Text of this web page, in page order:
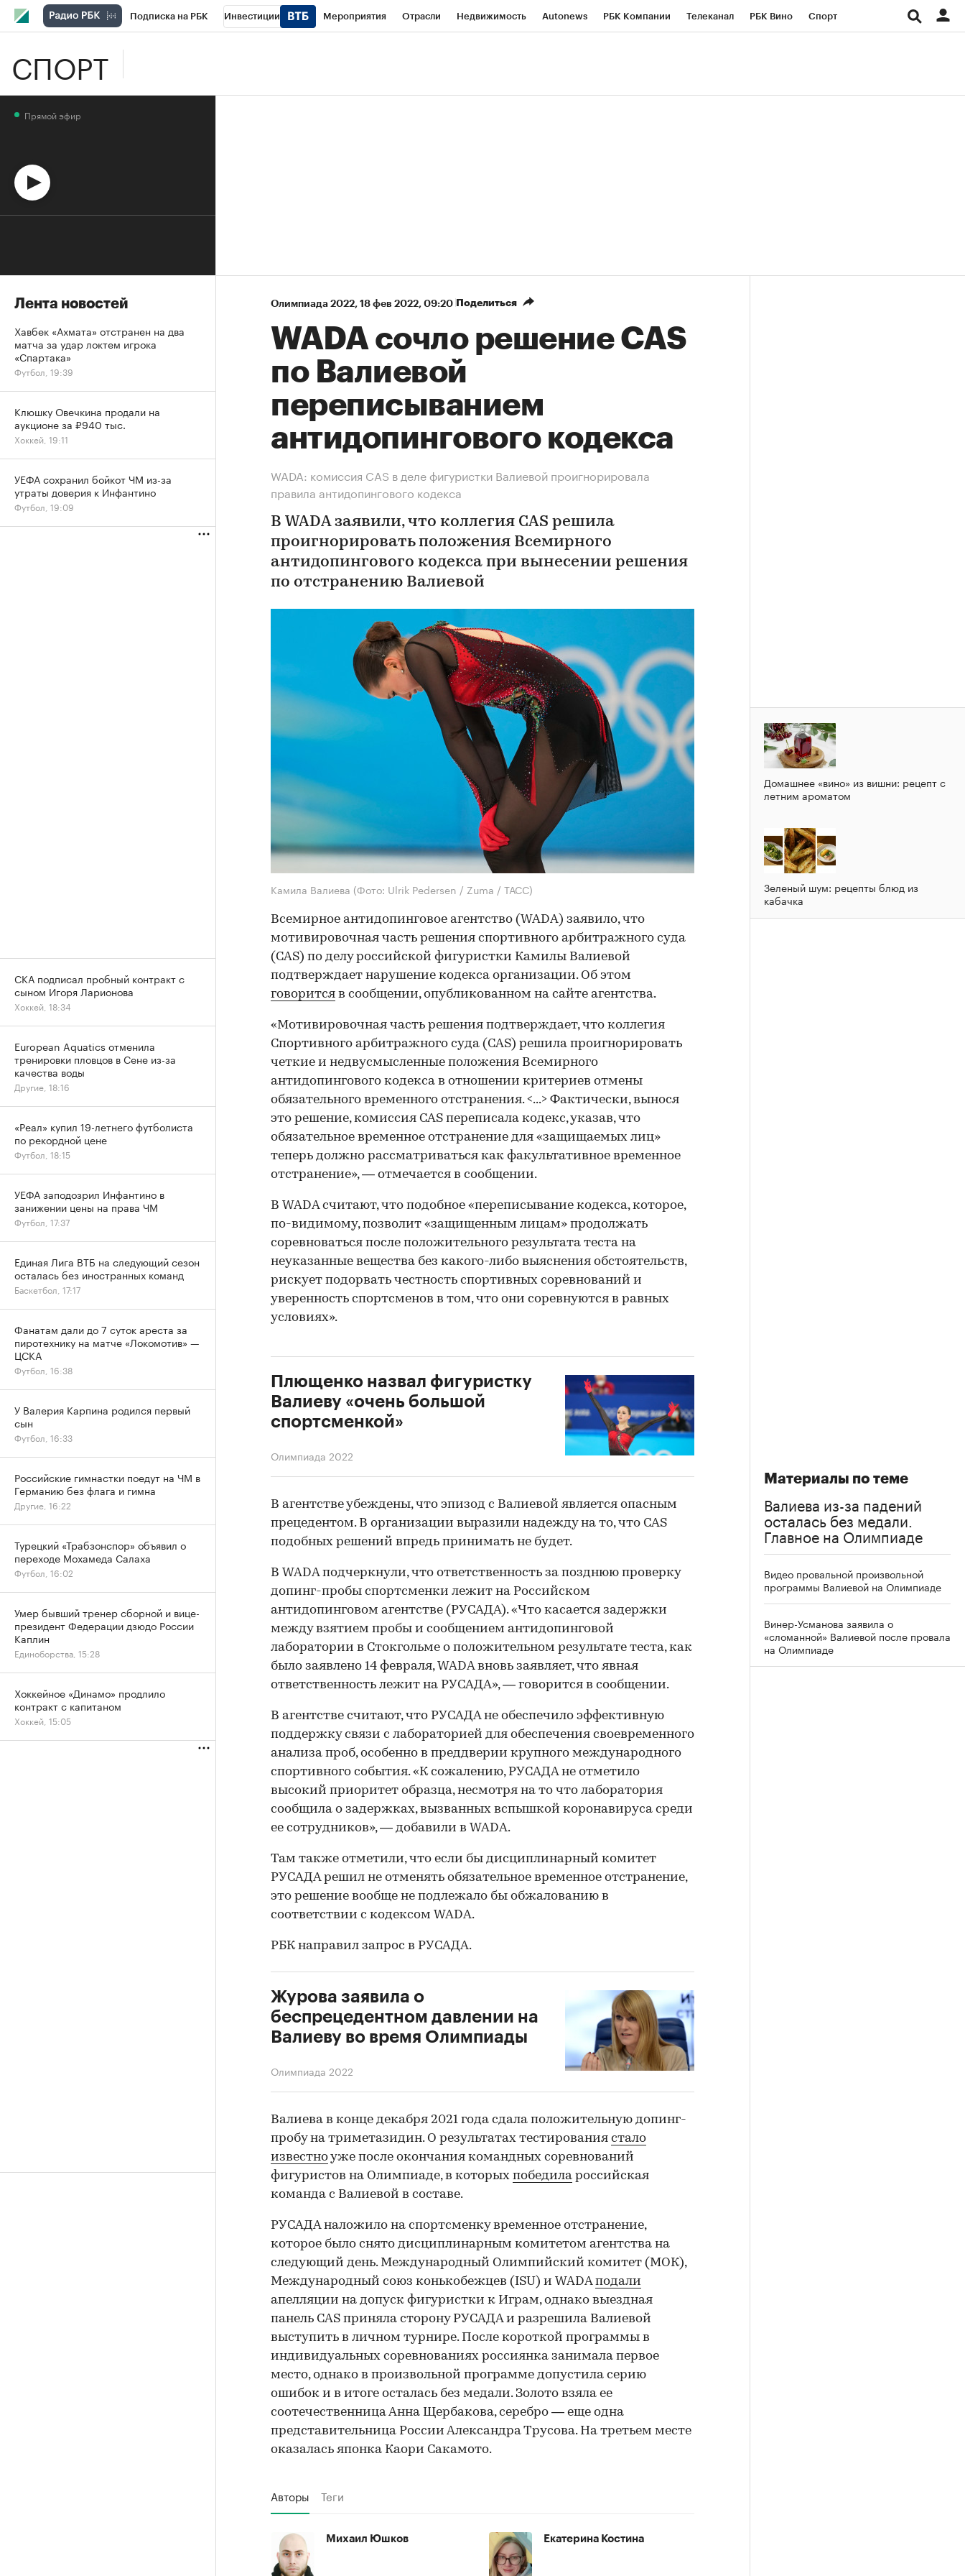
Подписка на РБК Инвестиции Мероприятия Отрасли Недвижимость Autonews РБК Компании Телеканал РБК Вино Спорт
СПОРТ
Олимпиада 2022⁠, 18 фев 2022, 09:20 Поделиться
WADA сочло решение CAS
по Валиевой
переписыванием
антидопингового кодекса
WADA: комиссия CAS в деле фигуристки Валиевой проигнорировала
правила антидопингового кодекса
В WADA заявили, что коллегия CAS решила
проигнорировать положения Всемирного
антидопингового кодекса при вынесении решения
по отстранению Валиевой
Камила Валиева (Фото: Ulrik Pedersen / Zuma / ТАСС)
Всемирное антидопинговое агентство (WADA) заявило, что
мотивировочная часть решения спортивного арбитражного суда
(CAS) по делу российской фигуристки Камилы Валиевой
подтверждает нарушение кодекса организации. Об этом
говорится в сообщении, опубликованном на сайте агентства.
«Мотивировочная часть решения подтверждает, что коллегия
Спортивного арбитражного суда (CAS) решила проигнорировать
четкие и недвусмысленные положения Всемирного
антидопингового кодекса в отношении критериев отмены
обязательного временного отстранения. <...> Фактически, вынося
это решение, комиссия CAS переписала кодекс, указав, что
обязательное временное отстранение для «защищаемых лиц»
теперь должно рассматриваться как факультативное временное
отстранение», — отмечается в сообщении.
В WADA считают, что подобное «переписывание кодекса, которое,
по-видимому, позволит «защищенным лицам» продолжать
соревноваться после положительного результата теста на
неуказанные вещества без какого-либо выяснения обстоятельств,
рискует подорвать честность спортивных соревнований и
уверенность спортсменов в том, что они соревнуются в равных
условиях».
Плющенко назвал фигуристку
Валиеву «очень большой
спортсменкой»
Олимпиада 2022
В агентстве убеждены, что эпизод с Валиевой является опасным
прецедентом. В организации выразили надежду на то, что CAS
подобных решений впредь принимать не будет.
В WADA подчеркнули, что ответственность за позднюю проверку
допинг-пробы спортсменки лежит на Российском
антидопинговом агентстве (РУСАДА). «Что касается задержки
между взятием пробы и сообщением антидопинговой
лаборатории в Стокгольме о положительном результате теста, как
было заявлено 14 февраля, WADA вновь заявляет, что явная
ответственность лежит на РУСАДА», — говорится в сообщении.
В агентстве считают, что РУСАДА не обеспечило эффективную
поддержку связи с лабораторией для обеспечения своевременного
анализа проб, особенно в преддверии крупного международного
спортивного события. «К сожалению, РУСАДА не отметило
высокий приоритет образца, несмотря на то что лаборатория
сообщила о задержках, вызванных вспышкой коронавируса среди
ее сотрудников», — добавили в WADA.
Там также отметили, что если бы дисциплинарный комитет
РУСАДА решил не отменять обязательное временное отстранение,
это решение вообще не подлежало бы обжалованию в
соответствии с кодексом WADA.
РБК направил запрос в РУСАДА.
Журова заявила о
беспрецедентном давлении на
Валиеву во время Олимпиады
Олимпиада 2022
Валиева в конце декабря 2021 года сдала положительную допинг-
пробу на триметазидин. О результатах тестирования стало
известноуже после окончания командных соревнований
фигуристов на Олимпиаде, в которых победила российская
команда с Валиевой в составе.
РУСАДА наложило на спортсменку временное отстранение,
которое было снято дисциплинарным комитетом агентства на
следующий день. Международный Олимпийский комитет (МОК),
Международный союз конькобежцев (ISU) и WADAподали
апелляции на допуск фигуристки к Играм, однако выездная
панель CAS приняла сторону РУСАДА и разрешила Валиевой
выступить в личном турнире. После короткой программы в
индивидуальных соревнованиях россиянка занимала первое
место, однако в произвольной программе допустила серию
ошибок и в итоге осталась без медали. Золото взяла ее
соотечественница Анна Щербакова, серебро — еще одна
представительница России Александра Трусова. На третьем месте
оказалась японка Каори Сакамото.
Авторы Теги
Михаил Юшков Екатерина Костина
Домашнее «вино» из вишни: рецепт с
летним ароматом
Зеленый шум: рецепты блюд из
кабачка
Материалы по теме
Валиева из-за падений
осталась без медали.
Главное на Олимпиаде
Видео провальной произвольной
программы Валиевой на Олимпиаде
Винер-Усманова заявила о
«сломанной» Валиевой после провала
на Олимпиаде
Прямой эфир
Лента новостей
Хавбек «Ахмата» отстранен на два
матча за удар локтем игрока
«Спартака»
Футбол, 19:39
Клюшку Овечкина продали на
аукционе за ₽940 тыс.
Хоккей, 19:11
УЕФА сохранил бойкот ЧМ из-за
утраты доверия к Инфантино
Футбол, 19:09
СКА подписал пробный контракт с
сыном Игоря Ларионова
Хоккей, 18:34
European Aquatics отменила
тренировки пловцов в Сене из-за
качества воды
Другие, 18:16
«Реал» купил 19-летнего футболиста
по рекордной цене
Футбол, 18:15
УЕФА заподозрил Инфантино в
занижении цены на права ЧМ
Футбол, 17:37
Единая Лига ВТБ на следующий сезон
осталась без иностранных команд
Баскетбол, 17:17
Фанатам дали до 7 суток ареста за
пиротехнику на матче «Локомотив» —
ЦСКА
Футбол, 16:38
У Валерия Карпина родился первый
сын
Футбол, 16:33
Российские гимнастки поедут на ЧМ в
Германию без флага и гимна
Другие, 16:22
Турецкий «Трабзонспор» объявил о
переходе Мохамеда Салаха
Футбол, 16:02
Умер бывший тренер сборной и вице-
президент Федерации дзюдо России
Каплин
Единоборства, 15:28
Хоккейное «Динамо» продлило
контракт с капитаном
Хоккей, 15:05